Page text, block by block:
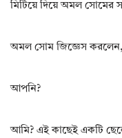
মিটিয়ে দিয়ে অমল সোমের
অমল সোম জিজ্ঞেস করলেন,
আপনি?
আমি? এই কাছেই একটি